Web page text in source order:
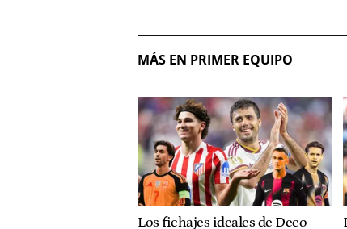
MÁS EN PRIMER EQUIPO
Los fichajes ideales de Deco